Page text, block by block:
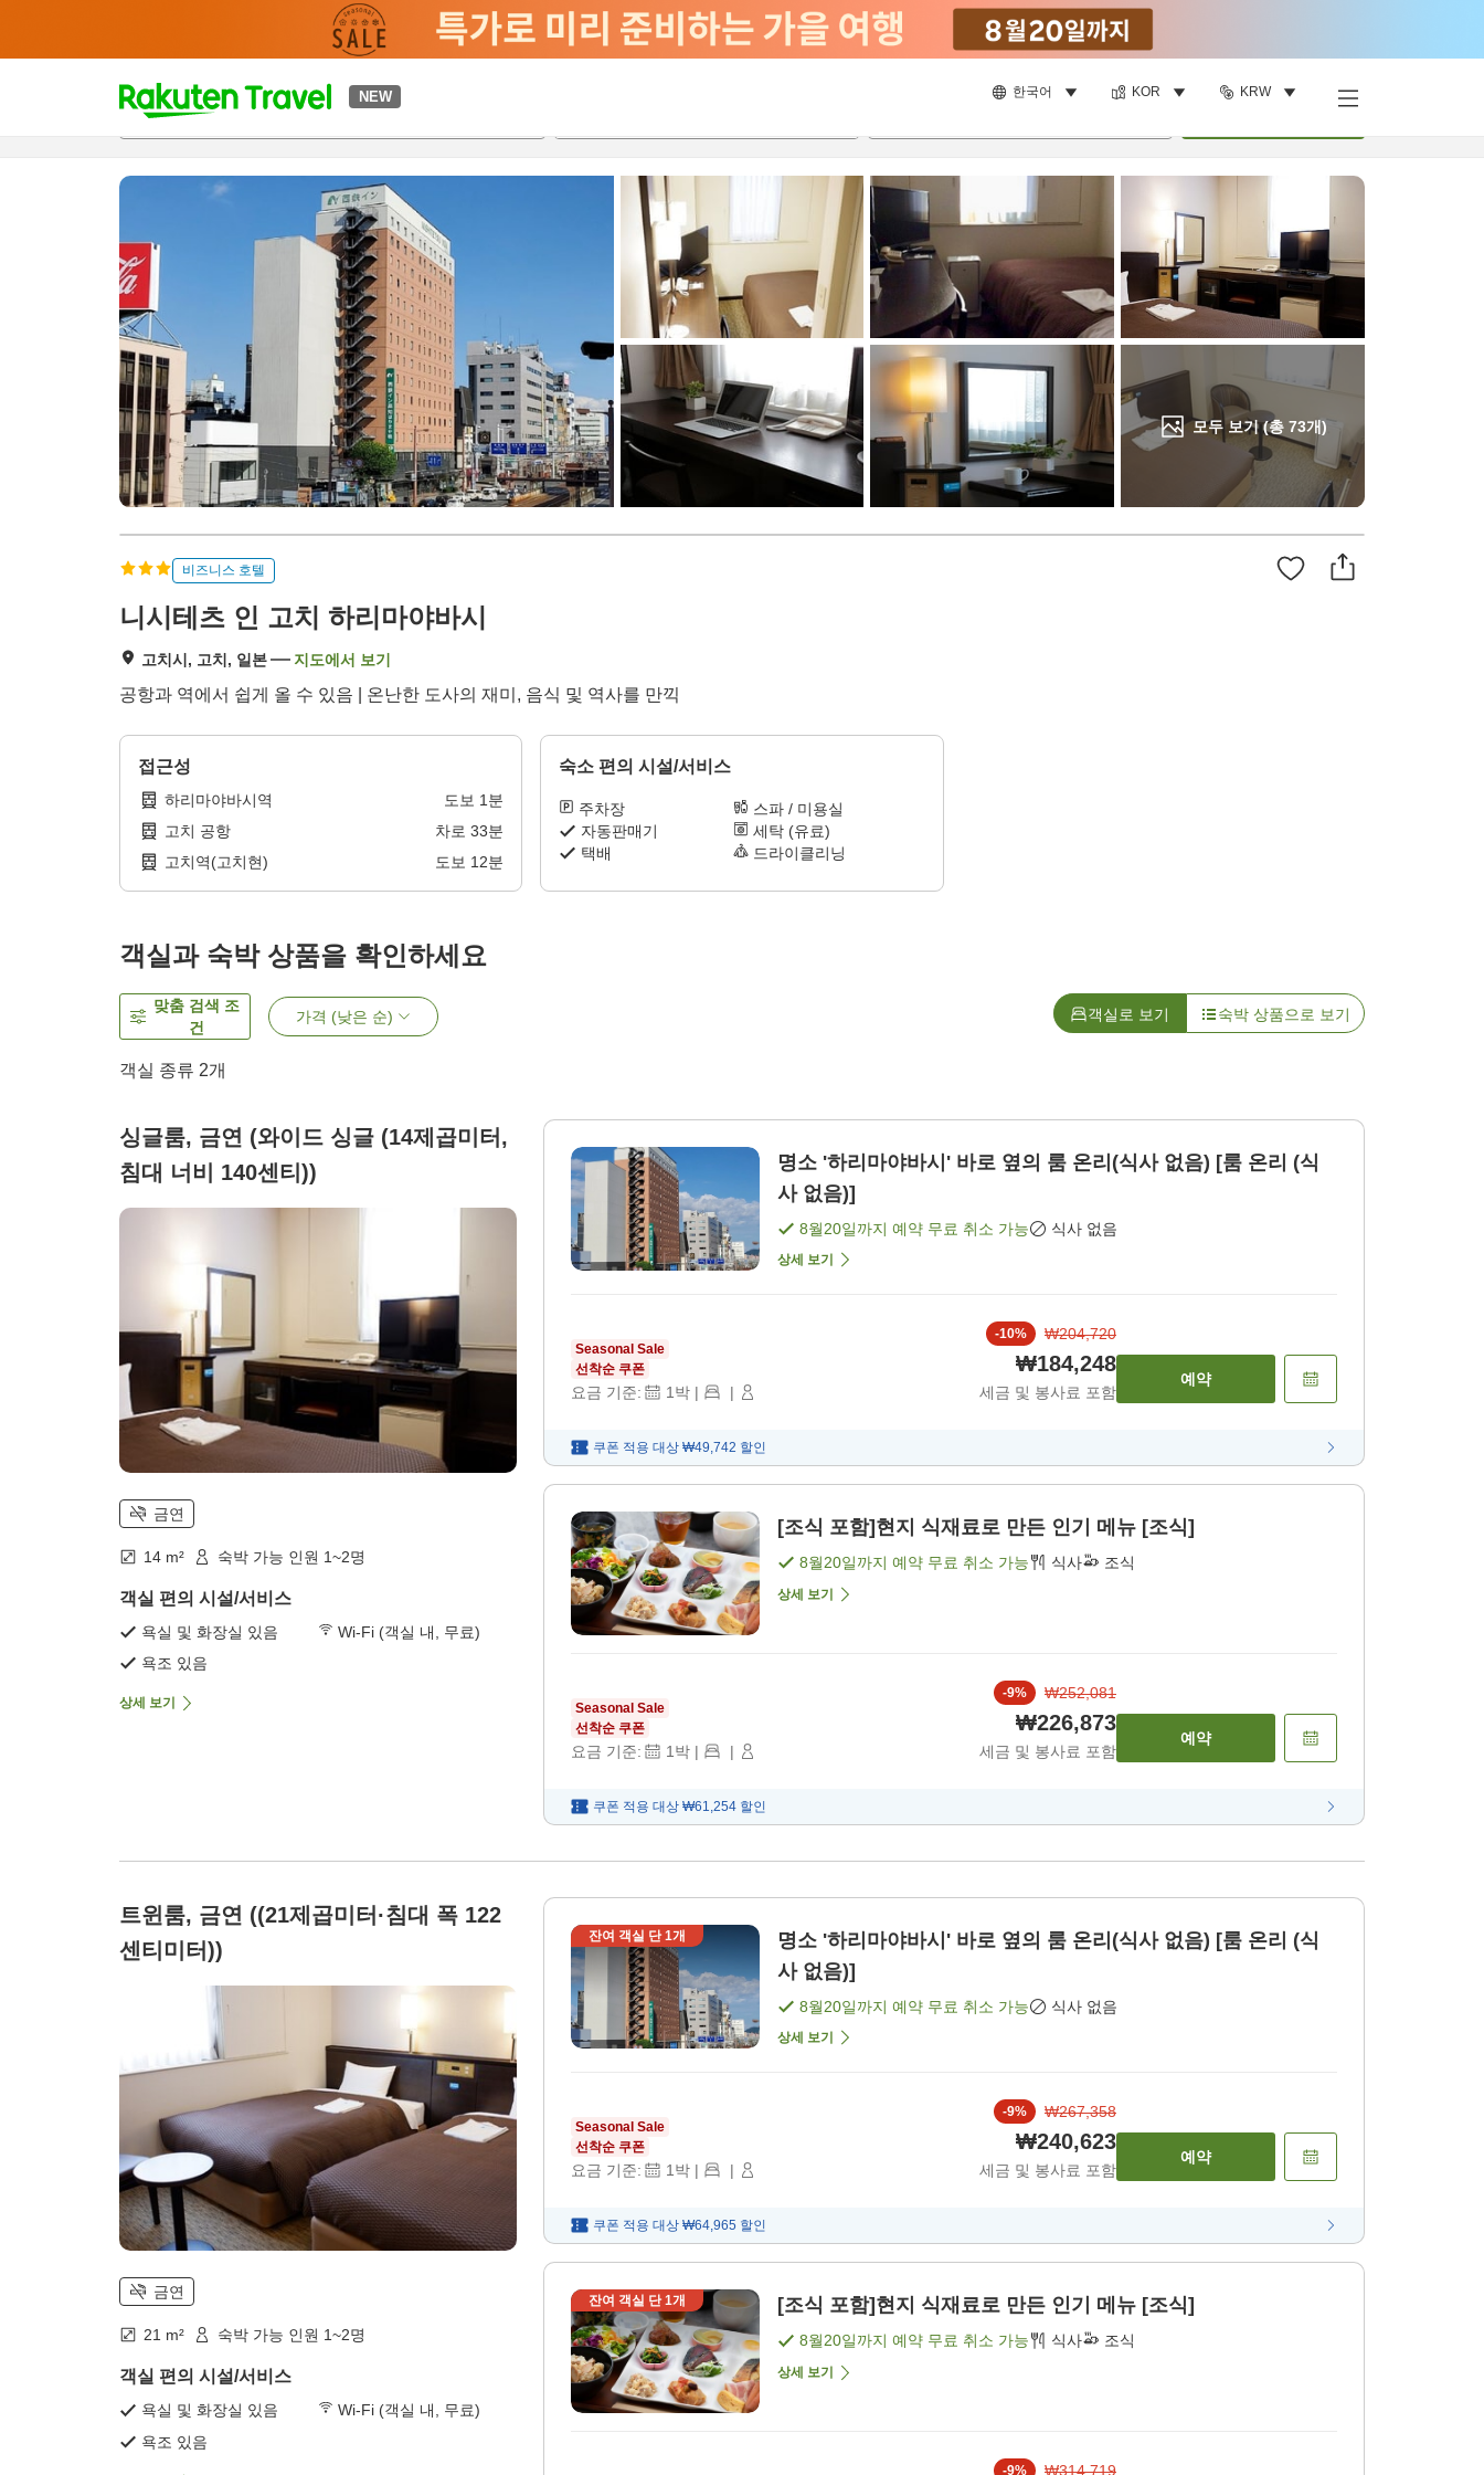
NEW 한국어 KOR KRW
t
p
a
_
s
e
a
r
c
h
모두 보기 (총 73개)
개요객실 & 숙박 상품이용 후기 하이라이트
비즈니스 호텔
니시테츠 인 고치 하리마야바시
고치시, 고치, 일본 지도에서 보기
공항과 역에서 쉽게 올 수 있음 | 온난한 도사의 재미, 음식 및 역사를 만끽
접근성
하리마야바시역 도보 1분
고치 공항
차로 33분
고치역(고치현)
도보 12분
숙소 편의 시설/서비스
주차장
스파 / 미용실
자동판매기
세탁 (유료)
택배
드라이클리닝
객실과 숙박 상품을 확인하세요
맞춤 검색 조
건
가격 (낮은 순) 객실로 보기 숙박 상품으로 보기
객실 종류 2개
싱글룸, 금연 (와이드 싱글 (14제곱미터,
침대 너비 140센티))
금연
14 m² 숙박 가능 인원 1~2명
객실 편의 시설/서비스
욕실 및 화장실 있음
Wi-Fi (객실 내, 무료)
욕조 있음
상세 보기
명소 '하리마야바시' 바로 옆의 룸 온리(식사 없음) [룸 온리 (식
사 없음)]
8월20일까지 예약 무료 취소 가능 식사 없음
상세 보기
Seasonal Sale
선착순 쿠폰
요금 기준: 1박 | |
-10% ₩204,720
₩184,248
세금 및 봉사료 포함
예약
쿠폰 적용 대상 ₩49,742 할인
[조식 포함]현지 식재료로 만든 인기 메뉴 [조식]
8월20일까지 예약 무료 취소 가능 식사 조식
상세 보기
Seasonal Sale
선착순 쿠폰
요금 기준: 1박 | |
-9% ₩252,081
₩226,873
세금 및 봉사료 포함
예약
쿠폰 적용 대상 ₩61,254 할인
트윈룸, 금연 ((21제곱미터·침대 폭 122
센티미터))
금연
21 m² 숙박 가능 인원 1~2명
객실 편의 시설/서비스
욕실 및 화장실 있음
Wi-Fi (객실 내, 무료)
욕조 있음
잔여 객실 단1개
명소 '하리마야바시' 바로 옆의 룸 온리(식사 없음) [룸 온리 (식
사 없음)]
8월20일까지 예약 무료 취소 가능 식사 없음
상세 보기
Seasonal Sale
선착순 쿠폰
요금 기준: 1박 | |
-9% ₩267,358
₩240,623
세금 및 봉사료 포함
예약
쿠폰 적용 대상 ₩64,965 할인
잔여 객실 단1개 [조식 포함]현지 식재료로 만든 인기 메뉴 [조식]
8월20일까지 예약 무료 취소 가능 식사 조식
상세 보기
-9% ₩314,719